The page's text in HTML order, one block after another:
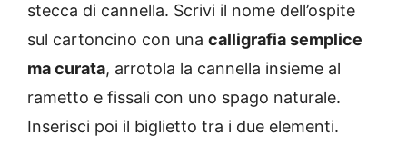
stecca di cannella. Scrivi il nome dell’ospite
sul cartoncino con una calligrafia semplice
ma curata, arrotola la cannella insieme al
rametto e fissali con uno spago naturale.
Inserisci poi il biglietto tra i due elementi.